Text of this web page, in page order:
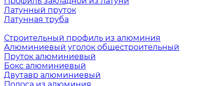
Латунный пруток
Латунная труба
Строительный профиль из алюминия
Алюминиевый уголок общестроительный
Пруток алюминиевый
Бокс алюминиевый
Двутавр алюминиевый